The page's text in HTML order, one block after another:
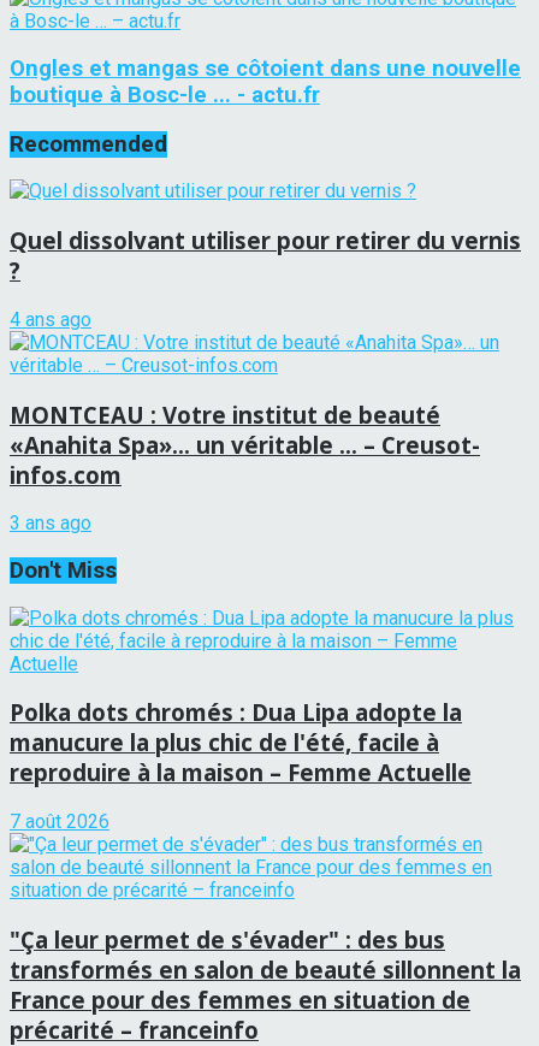
Ongles et mangas se côtoient dans une nouvelle
boutique à Bosc-le ... - actu.fr
Recommended
Quel dissolvant utiliser pour retirer du vernis
?
4 ans ago
MONTCEAU : Votre institut de beauté
«Anahita Spa»… un véritable … – Creusot-
infos.com
3 ans ago
Don't Miss
Polka dots chromés : Dua Lipa adopte la
manucure la plus chic de l'été, facile à
reproduire à la maison – Femme Actuelle
7 août 2026
"Ça leur permet de s'évader" : des bus
transformés en salon de beauté sillonnent la
France pour des femmes en situation de
précarité – franceinfo